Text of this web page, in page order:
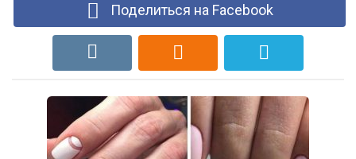
Поделиться на Facebook